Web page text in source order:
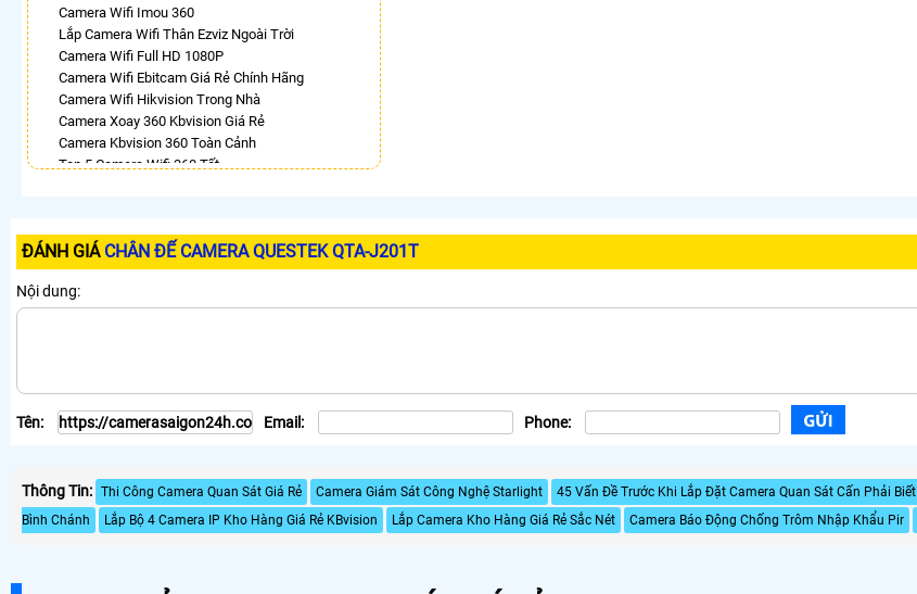
Camera Wifi Imou 360
Lắp Camera Wifi Thân Ezviz Ngoài Trời
Camera Wifi Full HD 1080P
Camera Wifi Ebitcam Giá Rẻ Chính Hãng
Camera Wifi Hikvision Trong Nhà
Camera Xoay 360 Kbvision Giá Rẻ
Camera Kbvision 360 Toàn Cảnh
Top 5 Camera Wifi 360 Tốt
Camera Kbone Xoay 360
Lắp Camera Wifi Giá Rẻ Chính Hãng
ĐÁNH GIÁ CHÂN ĐẾ CAMERA QUESTEK QTA-J201T
Nội dung:
Tên: Email: Phone:
Thông Tin: Thi Công Camera Quan Sát Giá Rẻ Camera Giám Sát Công Nghệ Starlight 45 Vấn Đề Trước Khi Lắp Đặt Camera Quan Sát Cấn Phải Biết
Bình Chánh
Lắp Bộ 4 Camera IP Kho Hàng Giá Rẻ KBvision Lắp Camera Kho Hàng Giá Rẻ Sắc Nét Camera Báo Động Chống Trôm Nhập Khẩu Pir